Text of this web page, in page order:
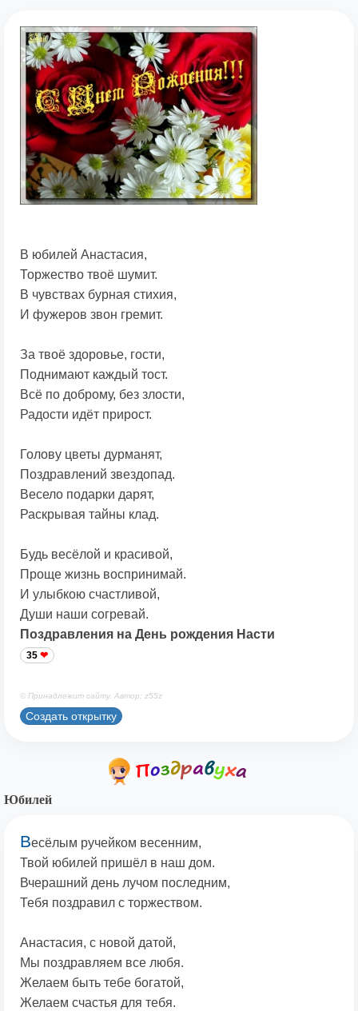
В юбилей Анастасия,
Торжество твоё шумит.
В чувствах бурная стихия,
И фужеров звон гремит.
За твоё здоровье, гости,
Поднимают каждый тост.
Всё по доброму, без злости,
Радости идёт прирост.
Голову цветы дурманят,
Поздравлений звездопад.
Весело подарки дарят,
Раскрывая тайны клад.
Будь весёлой и красивой,
Проще жизнь воспринимай.
И улыбкою счастливой,
Души наши согревай.
Поздравления на День рождения Насти
35
© Принадлежит сайту. Автор: z55z
Создать открытку
Юбилей
Весёлым ручейком весенним,
Твой юбилей пришёл в наш дом.
Вчерашний день лучом последним,
Тебя поздравил с торжеством.
Анастасия, с новой датой,
Мы поздравляем все любя.
Желаем быть тебе богатой,
Желаем счастья для тебя.